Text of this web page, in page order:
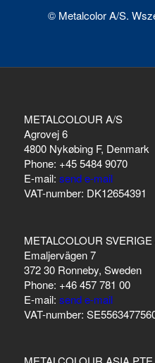
© Metalcolor A/S.
METALCOLOUR A/S
Agrovej 6
4800 Nykøbing F, Denmark
Phone: +45 5484 9070
E-mail: send e-mail
VAT-number: DK12654391
METALCOLOUR SVERIGE
Emaljervägen 7
372 30 Ronneby, Sweden
Phone: +46 457 781 00
E-mail: send e-mail
VAT-number: